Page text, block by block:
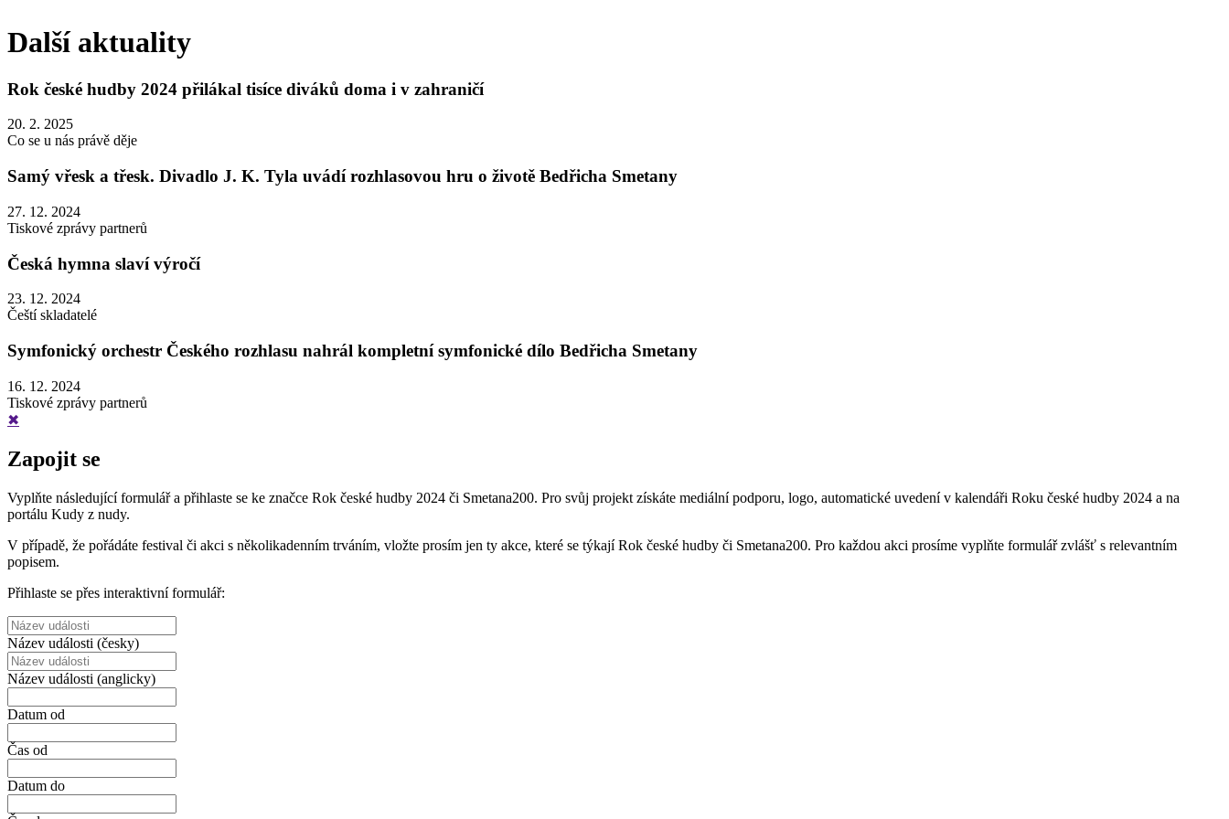
Další aktuality
Rok české hudby 2024 přilákal tisíce diváků doma i v zahraničí
20. 2. 2025
Co se u nás právě děje
Samý vřesk a třesk. Divadlo J. K. Tyla uvádí rozhlasovou hru o životě Bedřicha Smetany
27. 12. 2024
Tiskové zprávy partnerů
Česká hymna slaví výročí
23. 12. 2024
Čeští skladatelé
Symfonický orchestr Českého rozhlasu nahrál kompletní symfonické dílo Bedřicha Smetany
16. 12. 2024
Tiskové zprávy partnerů
✖
Zapojit se
Vyplňte následující formulář a přihlaste se ke značce Rok české hudby 2024 či Smetana200. Pro svůj projekt získáte mediální podporu, logo, automatické uvedení v kalendáři Roku české hudby 2024 a na
portálu Kudy z nudy.
V případě, že pořádáte festival či akci s několikadenním trváním, vložte prosím jen ty akce, které se týkají Rok české hudby či Smetana200. Pro každou akci prosíme vyplňte formulář zvlášť s relevantním
popisem.
Přihlaste se přes interaktivní formulář:
Název události (česky)
Název události (anglicky)
Datum od
Čas od
Datum do